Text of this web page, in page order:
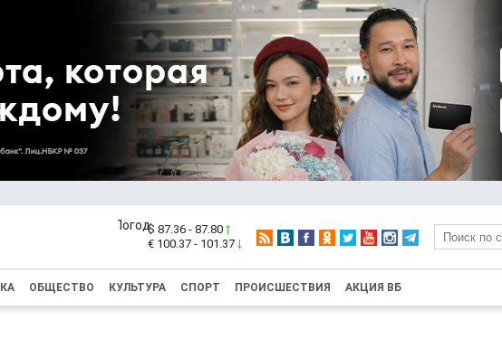
$ 87.36 - 87.80
€ 100.37 - 101.37
ОБЩЕСТВО КУЛЬТУРА СПОРТ ПРОИСШЕСТВИЯ АКЦИЯ ВБ